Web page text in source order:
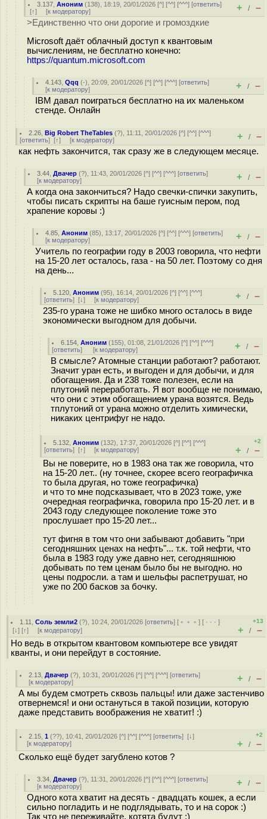
3.137 ,Аноним (138), 18:19, 20/01/2026 [^] [^^] [^^^] [ответить]
[↑] [к модератору] + / –
>Единственно что они дорогие и громоздкие
Microsoft даёт облачный доступ к квантовым
вычислениям, не бесплатно конечно:
https://quantum.microsoft.com
4.143 ,Qqq (-), 20:09, 20/01/2026 [^] [^^] [^^^] [ответить]
[к модератору] + / –
IBM давал поиграться бесплатно на их маленьком
стенде. Онлайн
2.26 ,Big Robert TheTables (?), 11:11, 20/01/2026 [^] [^^] [^^^]
[ответить] [↑] [к модератору] + / –
как нефть закончится, так сразу же в следующем месяце.
3.44 ,Двачер (?), 11:43, 20/01/2026 [^] [^^] [^^^] [ответить]
[к модератору] + / –
А когда она закончиться? Надо свечки-спички закупить,
чтобы писать скрипты на баше гуисным пером, под
храпение коровы :)
4.85 ,Аноним (85), 13:17, 20/01/2026 [^] [^^] [^^^] [ответить]
[к модератору] + / –
Учитель по географии году в 2003 говорила, что нефти
на 15-20 лет осталось, газа - на 50 лет. Поэтому со дня
на день...
5.120 ,Аноним (95), 16:14, 20/01/2026 [^] [^^] [^^^]
[ответить] [↓] [к модератору] + / –
235-го урана тоже не шибко много осталось в виде
экономически выгодном для добычи.
6.154 ,Аноним (155), 01:08, 21/01/2026 [^] [^^] [^^^]
[ответить] [к модератору] + / –
В смысле? Атомные станции работают? работают.
Значит уран есть, и выгоден и для добычи, и для
обогащения. Да и 238 тоже полезен, если на
плутоний переработать. Я вот вообще не понимаю,
что они с этим обогащением урана возятся. Ведь
тплутоний от урана можно отделить химически,
никаких центрифуг не надо.
5.132 ,Аноним (132), 17:37, 20/01/2026 [^] [^^] [^^^]
[ответить] [↑] [к модератору]
+2
+ / –
Вы не поверите, но в 1983 она так же говорила, что
на 15-20 лет.. (ну точнее, скорее всего географичка
то была другая, но тоже географичка)
и что то мне подсказывает, что в 2023 тоже, уже
очередная географичка, говорила про 15-20 лет. и в
2043 году следующее поколение тоже это
прослушает про 15-20 лет...
тут фигня в том что они забывают добавить "при
сегодняшних ценах на нефть"... т.к. той нефти, что
была в 1983 году уже давно нет, сегодняшнюю
добывать по тем ценам было бы не выгодно. но
цены подросли. а там и шельфы распетрушат, но
уже по 200 басков за бочку.
1.11 ,Соль земли2 (?), 10:24, 20/01/2026 [ответить] [ ﹢﹢﹢] [ · · ·]
[↓] [↑] [к модератору]
+13
+ / –
Но ведь в открытом квантовом компьютере все увидят
кванты, и они перейдут в состояние.
2.13 ,Двачер (?), 10:31, 20/01/2026 [^] [^^] [^^^] [ответить]
[к модератору] + / –
А мы будем смотреть сквозь пальцы! или даже застенчиво
отвернемся! и они остануться в такой позиции, которую
даже представить воображения не хватит! :)
2.15 ,1 (??), 10:41, 20/01/2026 [^] [^^] [^^^] [ответить][↓]
[к модератору]
+2
+ / –
Сколько ещё будет загублено котов ?
3.34 ,Двачер (?), 11:31, 20/01/2026 [^] [^^] [^^^] [ответить]
[к модератору] + / –
Одного кота хватит на десять - двадцать кошек, а если
сильно погладить и не подглядывать, то и на сорок :)
Так что не переживайте, котята будут :)